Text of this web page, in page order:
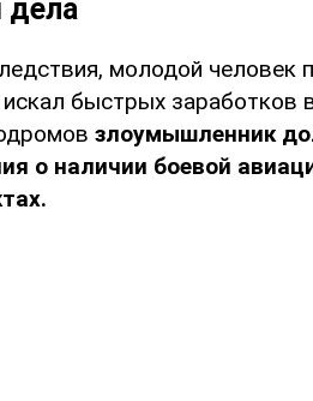
дела
молодой человек
быстрых заработков
злоумышленник
о наличии боевой